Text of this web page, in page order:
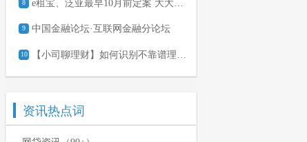
8
9 中国金融论坛·互联网金融分论坛
10 【小司聊理财】如何识别不靠谱理财平台
资讯热点词